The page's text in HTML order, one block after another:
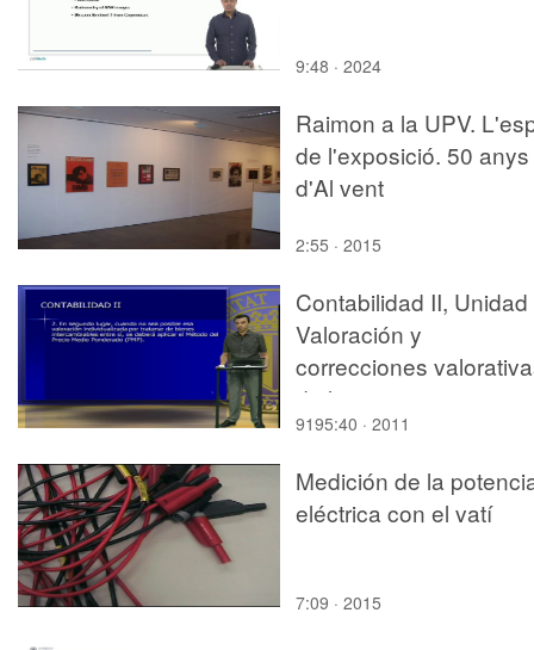
9:48 · 2024
Raimon a la UPV.
de l'exposició. 50 anys
d'Al vent
2:55 · 2015
Contabilidad II, Unidad
Valoración y
correcciones
de las existencias
9195:40 · 2011
Medición de la
eléctrica con el vatí
7:09 · 2015